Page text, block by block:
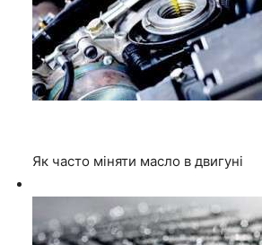
Як часто міняти масло в двигуні